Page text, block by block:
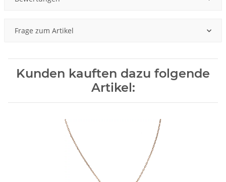
Frage zum Artikel
Kunden kauften dazu folgende
Artikel: